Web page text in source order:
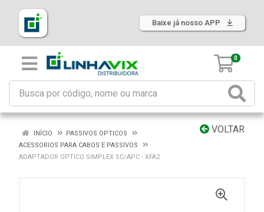
Baixe já nosso APP
0
VOLTAR
INÍCIO
PASSIVOS OPTICOS
ACESSORIOS PARA CABOS E PASSIVOS
ADAPTADOR OPTICO SIMPLEX SC/APC - XFA2